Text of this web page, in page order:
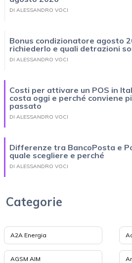
DI ALESSANDRO VOCI
Bonus condizionatore agosto
richiederlo e quali detrazioni
DI ALESSANDRO VOCI
Costi per attivare un POS in
costa oggi e perché conviene
passato
DI ALESSANDRO VOCI
Differenze tra BancoPosta e
quale scegliere e perché
DI ALESSANDRO VOCI
Categorie
A2A Energia
AGSM AIM